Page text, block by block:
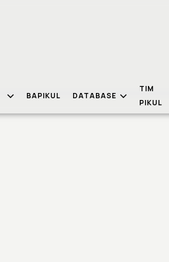
BAPIKUL DATABASE
TIM
PIKUL